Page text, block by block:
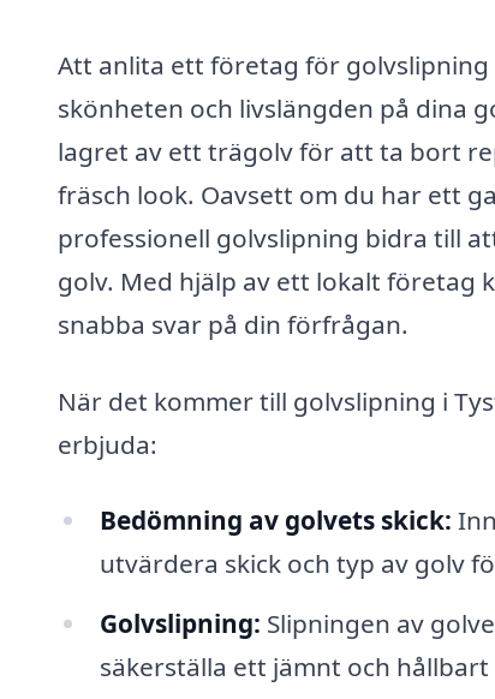
Att anlita ett företag för
skönheten och livslängden på dina
lagret av ett trägolv för att ta bort
fräsch look. Oavsett om du har ett
professionell golvslipning bidra till
golv. Med hjälp av ett lokalt företag
snabba svar på din förfrågan.
När det kommer till golvslipning i
erbjuda:
Bedömning av golvets skick:
utvärdera skick och typ av golv
Golvslipning: Slipningen av
säkerställa ett jämnt och